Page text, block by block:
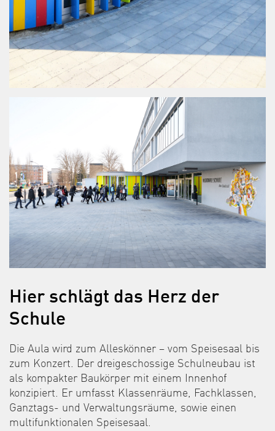
Hier schlägt das Herz der
Schule
Die Aula wird zum Alleskönner – vom Speisesaal bis
zum Konzert. Der dreigeschossige Schulneubau ist
als kompakter Baukörper mit einem Innenhof
konzipiert. Er umfasst Klassenräume, Fachklassen,
Ganztags- und Verwaltungsräume, sowie einen
multifunktionalen Speisesaal.